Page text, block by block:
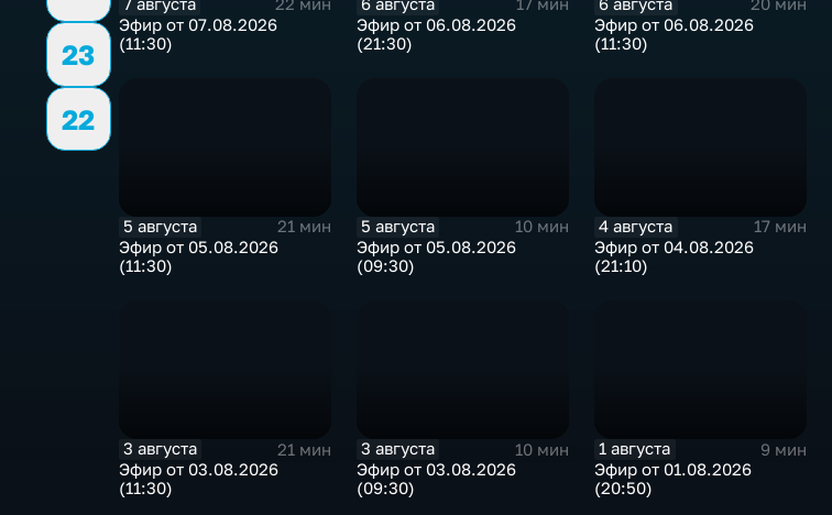
23
22
22 мин
Эфир от 07.08.2026
(11:30)
17 мин
Эфир от 06.08.2026
(21:30)
20 мин
Эфир от 06.08.2026
(11:30)
5 августа
21 мин
Эфир от 05.08.2026
(11:30)
5 августа
10 мин
Эфир от 05.08.2026
(09:30)
4 августа
17 мин
Эфир от 04.08.2026
(21:10)
3 августа
21 мин
Эфир от 03.08.2026
(11:30)
3 августа
10 мин
Эфир от 03.08.2026
(09:30)
1 августа
9 мин
Эфир от 01.08.2026
(20:50)